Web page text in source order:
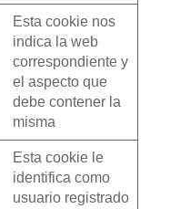
Esta cookie nos
indica la web
correspondiente y
el aspecto que
debe contener la
misma
Esta cookie le
identifica como
usuario registrado